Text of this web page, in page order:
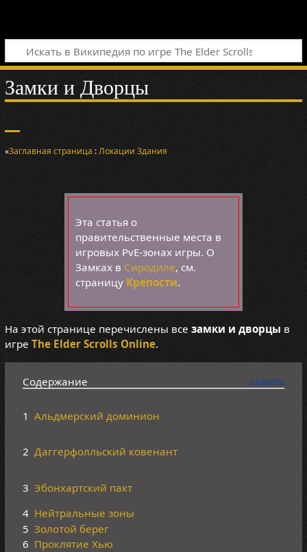
Замки и Дворцы
«Заглавная страница :Локации Здания
Эта статья о
правительственные места в
игровых PvE-зонах игры. О
Замках в Сиродиле, см.
страницу Крепости.
На этой странице перечислены все замки и дворцы в
игре The Elder Scrolls Online.
Содержание
1 Альдмерский доминион
2 Даггерфолльский ковенант
3 Эбонхартский пакт
4 Нейтральные зоны
5 Золотой берег
6 Проклятие Хью